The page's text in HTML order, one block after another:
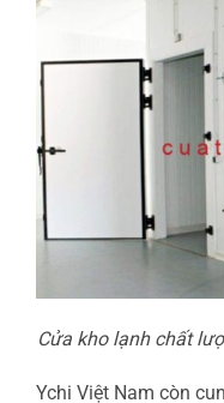
Cửa kho lạnh chất
Ychi Việt Nam còn